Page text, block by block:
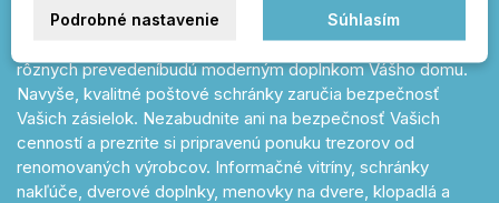
široký sortiment tovarov, ktorý súvisí s kovaním a tiež aj iné
produkty pre Váš vysnívaný domov. Číselné označenia
rôznych prevedeníbudú moderným doplnkom Vášho domu.
Navyše, kvalitné poštové schránky zaručia bezpečnosť
Vašich zásielok. Nezabudnite ani na bezpečnosť Vašich
cenností a prezrite si pripravenú ponuku trezorov od
renomovaných výrobcov. Informačné vitríny, schránky
nakľúče, dverové doplnky, menovky na dvere, klopadlá a
Podrobné nastavenie Súhlasím